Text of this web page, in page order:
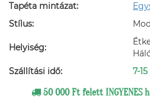
Tapéta mintázat:
Stílus:
Helyiség:
Szállítási idő:
7-
50 000 Ft felett INGYENES